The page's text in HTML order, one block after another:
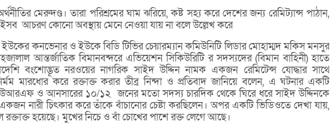
মেরুদণ্ড। তারা পরিশ্রমের ঘাম ঝরিয়ে, কষ্ট সহ্য করে দেশের জন্য রেমিট্যান্স পাঠান,
আচরণ কোনো অবস্থায় মেনে নেওয়া যায় না বলে উল্লেখ করে
ইউকের কনভেনার ও ইউকে বিডি টিভির চেয়ারম্যান কমিউনিটি লিডার মোহাম্মদ মকিস মনসুর
আন্তর্জাতিক বিমানবন্দরে এভিয়েশন সিকিউরিটি র সদস্যদের (বিমান বাহিনী) হাতে
বংশোদ্ভূত নরওয়ের নাগরিক সাইদ উদ্দিন নামক একজন রেমিটেন্স যোদ্ধার সাথে
মারধোর করে রক্তাক্ত করার তীব্র নিন্দা ও প্রতিবাদ জানিয়ে বলেন, এ ঘটনার একটি
ও আনসারের ১০/১২ জনের মতো সদস্য চারদিক থেকে ঘিরে ধরে সাইদ উদ্দিনকে
নারী চিৎকার করে তাঁকে বাঁচানোর চেষ্টা করছিলেন। অপর একটি ভিডিওতে দেখা যায়,
রক্তাক্ত হয়েছে। মুখের নিচে ও বাঁ চোখের পাশে রক্ত লেগে আছে।